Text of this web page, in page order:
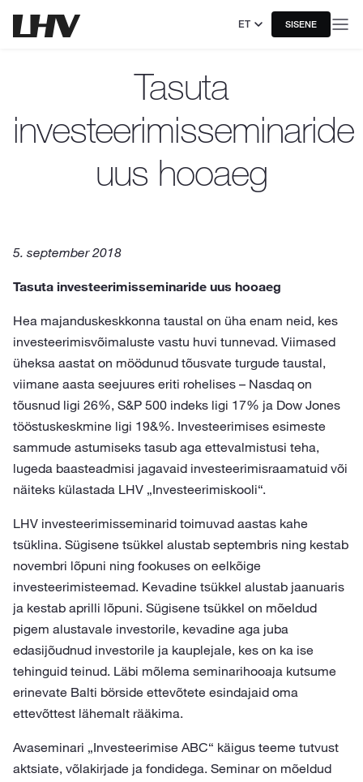
ET SISENE
Tasuta
investeerimisseminaride
uus hooaeg
5. september 2018
Tasuta investeerimisseminaride uus hooaeg
Hea majanduskeskkonna taustal on üha enam neid, kes
investeerimisvõimaluste vastu huvi tunnevad. Viimased
üheksa aastat on möödunud tõusvate turgude taustal,
viimane aasta seejuures eriti rohelises – Nasdaq on
tõusnud ligi 26%, S&P 500 indeks ligi 17% ja Dow Jones
tööstuskeskmine ligi 19&%. Investeerimises esimeste
sammude astumiseks tasub aga ettevalmistusi teha,
lugeda baasteadmisi jagavaid investeerimisraamatuid või
näiteks külastada LHV „Investeerimiskooli“.
LHV investeerimisseminarid toimuvad aastas kahe
tsüklina. Sügisene tsükkel alustab septembris ning kestab
novembri lõpuni ning fookuses on eelkõige
investeerimisteemad. Kevadine tsükkel alustab jaanuaris
ja kestab aprilli lõpuni. Sügisene tsükkel on mõeldud
pigem alustavale investorile, kevadine aga juba
edasijõudnud investorile ja kauplejale, kes on ka ise
tehinguid teinud. Läbi mõlema seminarihooaja kutsume
erinevate Balti börside ettevõtete esindajaid oma
ettevõttest lähemalt rääkima.
Avaseminari „Investeerimise ABC“ käigus teeme tutvust
aktsiate, võlakirjade ja fondidega. Seminar on mõeldud